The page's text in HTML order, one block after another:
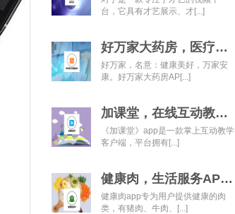
台，它具有才艺展示、才[...]
好万家大药房，医疗健康APP开发经典案例
好万家，名意：健康美好，万家安
康。好万家大药房AP[...]
加课堂，在线互动教育APP经典案例
《加课堂》app是一款掌上互动教学
客户端，平台拥有[...]
健康肉，生活服务APP开发经典案例
健康肉app专为用户提供健康的肉
类，有猪肉、牛肉、[...]